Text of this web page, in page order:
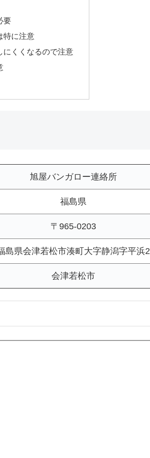
要
特に注意
にくくなるので注意
旭屋バンガロー連絡所
福島県
〒965-0203
島県会津若松市湊町大字静潟字平浜2
会津若松市